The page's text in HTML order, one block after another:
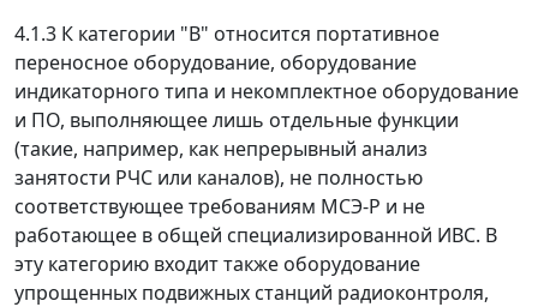
4.1.3 К категории "В" относится портативное
переносное оборудование, оборудование
индикаторного типа и некомплектное оборудование
и ПО, выполняющее лишь отдельные функции
(такие, например, как непрерывный анализ
занятости РЧС или каналов), не полностью
соответствующее требованиям МСЭ-Р и не
работающее в общей специализированной ИВС. В
эту категорию входит также оборудование
упрощенных подвижных станций радиоконтроля,